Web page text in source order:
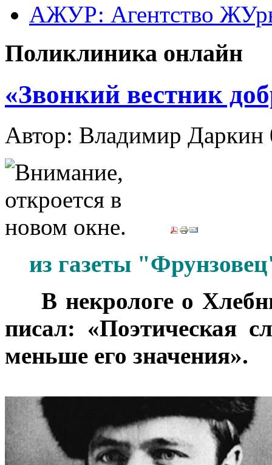
АЖУР: Агентство
Поликлиника онлайн
«Звонкий вестник
Автор: Владимир Даркин
из газеты
В некрологе о
писал: «Поэтическая
меньше его значения».